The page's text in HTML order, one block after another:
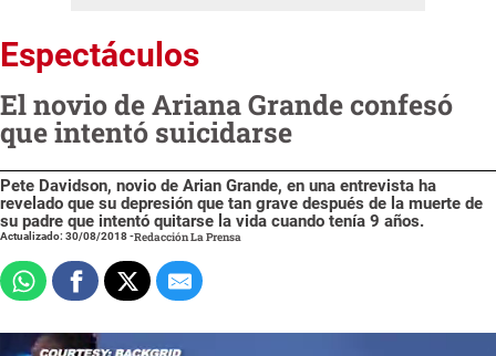
Espectáculos
El novio de Ariana Grande confesó
que intentó suicidarse
Pete Davidson, novio de Arian Grande, en una entrevista ha
revelado que su depresión que tan grave después de la muerte de
su padre que intentó quitarse la vida cuando tenía 9 años.
Actualizado: 30/08/2018-Redacción La Prensa